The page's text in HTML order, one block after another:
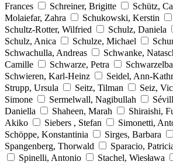
Frances
Schreiner, Brigitte Schütz,
Molaiefar, Zahra
Schukowski, Kerstin
Schultz-Rotter, Wilfried
Schulz, Daniela
Schulz, Anica
Schulze, Michael
Schwachulla, Andreas
Schwanke,
Camille
Schwarze, Petra
Schwieren, Karl-Heinz
Seidel, Ann-
Strupp, Ursula
Seitz, Tilman Seiz,
Simone
Sermelwall, Nagibullah
Daniella
Shaheen, Marah Shiraishi,
Akiko
Siebers , Stefan Simonetti,
Schöppe, Konstantinia
Sirges, Barbara
Spangenberg, Thorwald
Sparacio,
Spinelli, Antonio
Stachel, Wiesława